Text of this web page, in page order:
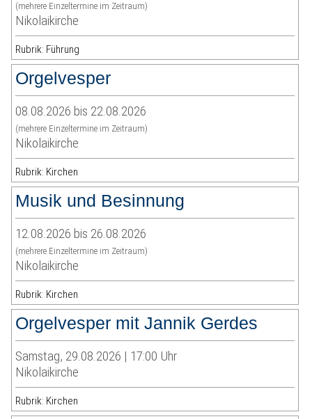
(mehrere Einzeltermine im Zeitraum)
Nikolaikirche
Rubrik: Führung
Orgelvesper
08.08.2026 bis 22.08.2026
(mehrere Einzeltermine im Zeitraum)
Nikolaikirche
Rubrik: Kirchen
Musik und Besinnung
12.08.2026 bis 26.08.2026
(mehrere Einzeltermine im Zeitraum)
Nikolaikirche
Rubrik: Kirchen
Orgelvesper mit Jannik Gerdes
Samstag, 29.08.2026 | 17:00 Uhr
Nikolaikirche
Rubrik: Kirchen